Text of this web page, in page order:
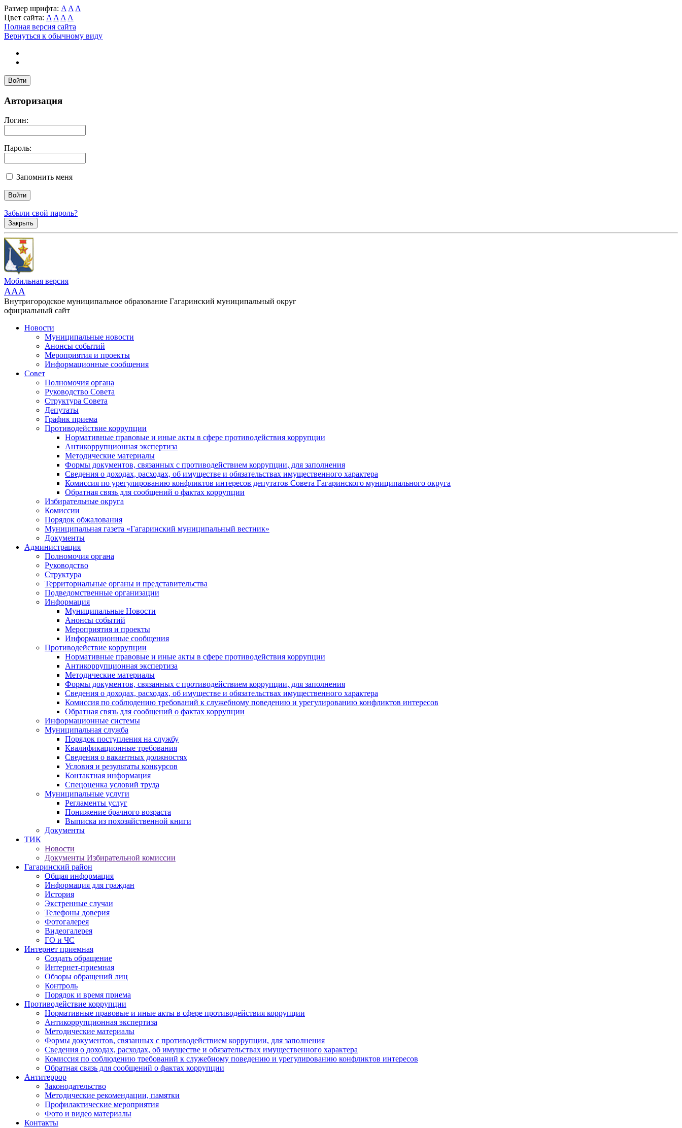
Размер шрифта: A A A
Цвет сайта: A A A A
Полная версия сайта
Вернуться к обычному виду
Войти
Авторизация
Логин:
Пароль:
Запомнить меня
Забыли свой пароль?
Закрыть
Мобильная версия
AAA
Внутригородское муниципальное образование Гагаринский муниципальный округ
официальный сайт
Новости
Муниципальные новости
Анонсы событий
Мероприятия и проекты
Информационные сообщения
Совет
Полномочия органа
Руководство Совета
Структура Совета
Депутаты
График приема
Противодействие коррупции
Нормативные правовые и иные акты в сфере противодействия коррупции
Антикоррупционная экспертиза
Методические материалы
Формы документов, связанных с противодействием коррупции, для заполнения
Сведения о доходах, расходах, об имуществе и обязательствах имущественного характера
Комиссия по урегулированию конфликтов интересов депутатов Совета Гагаринского муниципального округа
Обратная связь для сообщений о фактах коррупции
Избирательные округа
Комиссии
Порядок обжалования
Муниципальная газета «Гагаринский муниципальный вестник»
Документы
Администрация
Полномочия органа
Руководство
Структура
Территориальные органы и представительства
Подведомственные организации
Информация
Муниципальные Новости
Анонсы событий
Мероприятия и проекты
Информационные сообщения
Противодействие коррупции
Нормативные правовые и иные акты в сфере противодействия коррупции
Антикоррупционная экспертиза
Методические материалы
Формы документов, связанных с противодействием коррупции, для заполнения
Сведения о доходах, расходах, об имуществе и обязательствах имущественного характера
Комиссия по соблюдению требований к служебному поведению и урегулированию конфликтов интересов
Обратная связь для сообщений о фактах коррупции
Информационные системы
Муниципальная служба
Порядок поступления на службу
Квалификационные требования
Сведения о вакантных должностях
Условия и результаты конкурсов
Контактная информация
Спецоценка условий труда
Муниципальные услуги
Регламенты услуг
Понижение брачного возраста
Выписка из похозяйственной книги
Документы
ТИК
Новости
Документы Избирательной комиссии
Гагаринский район
Общая информация
Информация для граждан
История
Экстренные случаи
Телефоны доверия
Фотогалерея
Видеогалерея
ГО и ЧС
Интернет приемная
Создать обращение
Интернет-приемная
Обзоры обращений лиц
Контроль
Порядок и время приема
Противодействие коррупции
Нормативные правовые и иные акты в сфере противодействия коррупции
Антикоррупционная экспертиза
Методические материалы
Формы документов, связанных с противодействием коррупции, для заполнения
Сведения о доходах, расходах, об имуществе и обязательствах имущественного характера
Комиссия по соблюдению требований к служебному поведению и урегулированию конфликтов интересов
Обратная связь для сообщений о фактах коррупции
Антитеррор
Законодательство
Методические рекомендации, памятки
Профилактические мероприятия
Фото и видео материалы
Контакты